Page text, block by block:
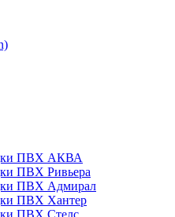
ПВХ АКВА
ПВХ Ривьера
ПВХ Адмирал
ПВХ Хантер
ПВХ Стелс